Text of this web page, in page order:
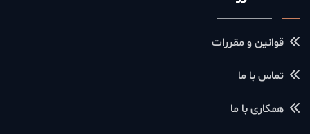
قوانین و مقررات
تماس با ما
همکاری با ما